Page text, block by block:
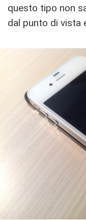
questo tipo non
dal punto di vista